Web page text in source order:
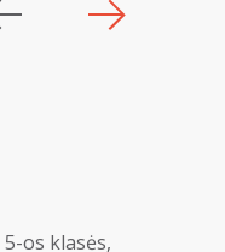
os klasės,